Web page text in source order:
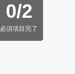
0/2
必須項目完了